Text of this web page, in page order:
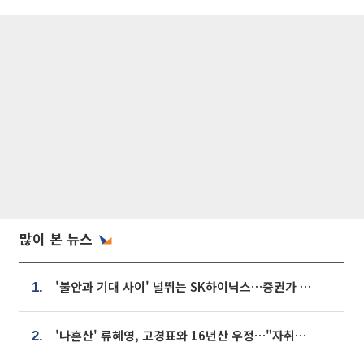
많이 본 뉴스
1. '불안과 기대 사이' 널뛰는 SK하이닉스…증권가 "HBM4·LTA 기반 펀터멘털 견고"
2. '나혼산' 류혜영, 고경표와 16년산 우정…"자취방서 부모님과 마주쳐"